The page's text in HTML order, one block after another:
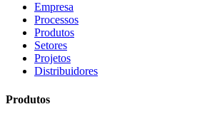
Empresa
Processos
Produtos
Setores
Projetos
Distribuidores
Produtos